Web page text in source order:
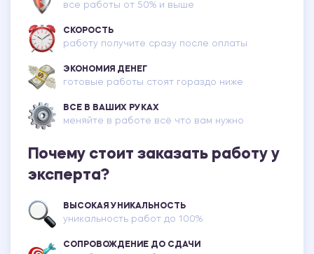
все работы от 50% и выше
СКОРОСТЬ
работу получите сразу после оплаты
ЭКОНОМИЯ ДЕНЕГ
готовые работы стоят гораздо ниже
ВСЕ В ВАШИХ РУКАХ
меняйте в работе всё что вам нужно
Почему стоит заказать работу у
эксперта?
ВЫСОКАЯ УНИКАЛЬНОСТЬ
уникальность работ до 100%
СОПРОВОЖДЕНИЕ ДО СДАЧИ